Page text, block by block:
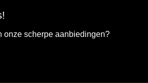
onze scherpe aanbiedingen?